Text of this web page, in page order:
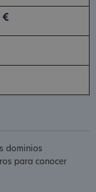
€
dominios
para conocer